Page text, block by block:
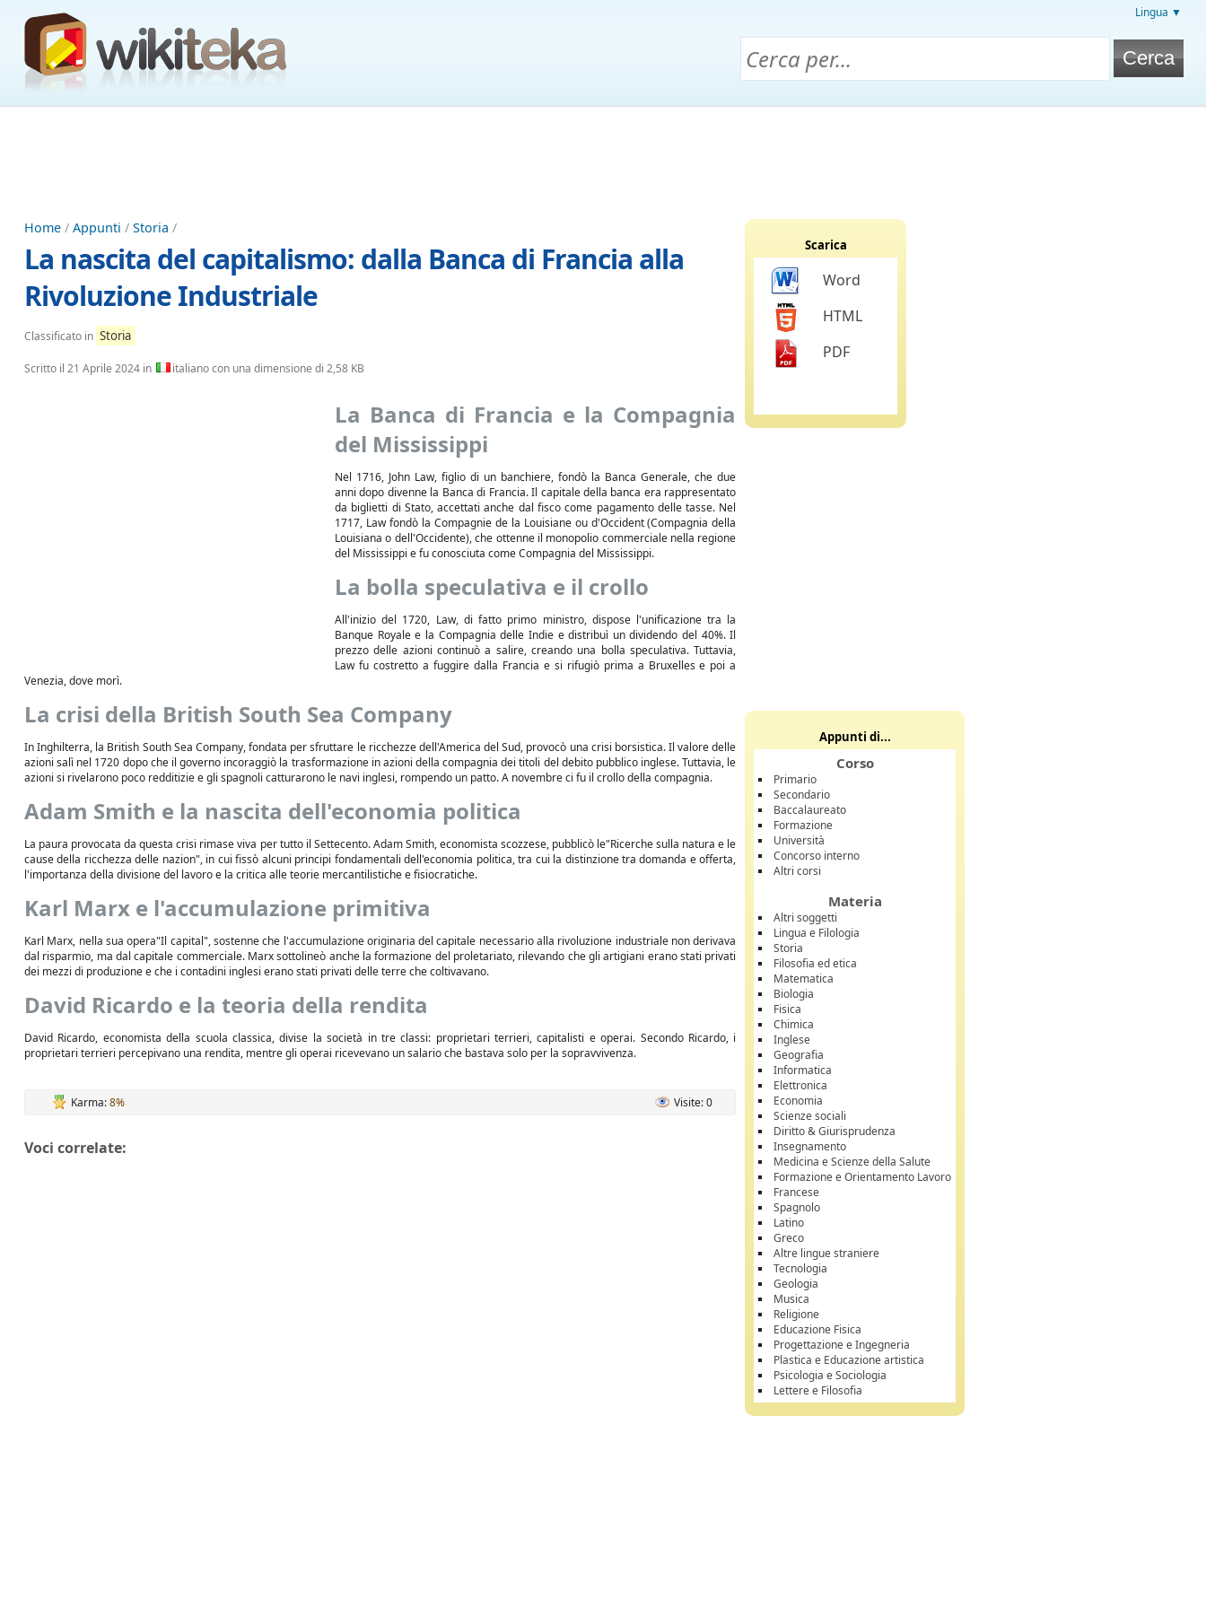
Lingua ▼
Home / Appunti / Storia /
La nascita del capitalismo: dalla Banca di Francia alla
Rivoluzione Industriale
Classificato in Storia
Scritto il 21 Aprile 2024 in italiano con una dimensione di 2,58 KB
La Banca di Francia e la Compagnia
del Mississippi
Nel 1716, John Law, figlio di un banchiere, fondò la Banca Generale, che due
anni dopo divenne la Banca di Francia. Il capitale della banca era rappresentato
da biglietti di Stato, accettati anche dal fisco come pagamento delle tasse. Nel
1717, Law fondò la Compagnie de la Louisiane ou d'Occident (Compagnia della
Louisiana o dell'Occidente), che ottenne il monopolio commerciale nella regione
del Mississippi e fu conosciuta come Compagnia del Mississippi.
La bolla speculativa e il crollo
All'inizio del 1720, Law, di fatto primo ministro, dispose l'unificazione tra la
Banque Royale e la Compagnia delle Indie e distribuì un dividendo del 40%. Il
prezzo delle azioni continuò a salire, creando una bolla speculativa. Tuttavia,
Law fu costretto a fuggire dalla Francia e si rifugiò prima a Bruxelles e poi a
Venezia, dove morì.
La crisi della British South Sea Company
In Inghilterra, la British South Sea Company, fondata per sfruttare le ricchezze dell'America del Sud, provocò una crisi borsistica. Il valore delle
azioni salì nel 1720 dopo che il governo incoraggiò la trasformazione in azioni della compagnia dei titoli del debito pubblico inglese. Tuttavia, le
azioni si rivelarono poco redditizie e gli spagnoli catturarono le navi inglesi, rompendo un patto. A novembre ci fu il crollo della compagnia.
Adam Smith e la nascita dell'economia politica
La paura provocata da questa crisi rimase viva per tutto il Settecento. Adam Smith, economista scozzese, pubblicò le"Ricerche sulla natura e le
cause della ricchezza delle nazion", in cui fissò alcuni principi fondamentali dell'economia politica, tra cui la distinzione tra domanda e offerta,
l'importanza della divisione del lavoro e la critica alle teorie mercantilistiche e fisiocratiche.
Karl Marx e l'accumulazione primitiva
Karl Marx, nella sua opera"Il capital", sostenne che l'accumulazione originaria del capitale necessario alla rivoluzione industriale non derivava
dal risparmio, ma dal capitale commerciale. Marx sottolineò anche la formazione del proletariato, rilevando che gli artigiani erano stati privati
dei mezzi di produzione e che i contadini inglesi erano stati privati delle terre che coltivavano.
David Ricardo e la teoria della rendita
David Ricardo, economista della scuola classica, divise la società in tre classi: proprietari terrieri, capitalisti e operai. Secondo Ricardo, i
proprietari terrieri percepivano una rendita, mentre gli operai ricevevano un salario che bastava solo per la sopravvivenza.
Karma:8% Visite: 0
Voci correlate:
Scarica
Word
HTML
PDF
Appunti di...
Corso
Primario
Secondario
Baccalaureato
Formazione
Università
Concorso interno
Altri corsi
Materia
Altri soggetti
Lingua e Filologia
Storia
Filosofia ed etica
Matematica
Biologia
Fisica
Chimica
Inglese
Geografia
Informatica
Elettronica
Economia
Scienze sociali
Diritto & Giurisprudenza
Insegnamento
Medicina e Scienze della Salute
Formazione e Orientamento Lavoro
Francese
Spagnolo
Latino
Greco
Altre lingue straniere
Tecnologia
Geologia
Musica
Religione
Educazione Fisica
Progettazione e Ingegneria
Plastica e Educazione artistica
Psicologia e Sociologia
Lettere e Filosofia